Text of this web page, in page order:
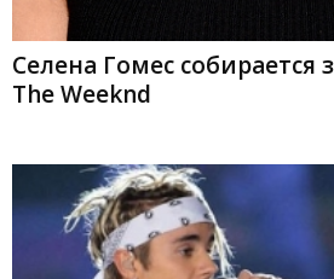
Селена Гомес собирается
The Weeknd